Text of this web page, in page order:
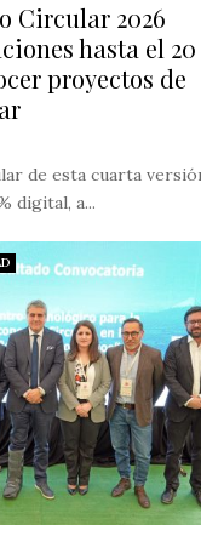
Circular 2026
hasta el 20
proyectos de
de esta cuarta
digital, a...